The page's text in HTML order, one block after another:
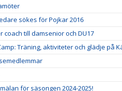
sökes för Pojkar 2016
coach till damsenior och DU17
Träning, aktiviteter och glädje på
för säsongen 2024-2025!